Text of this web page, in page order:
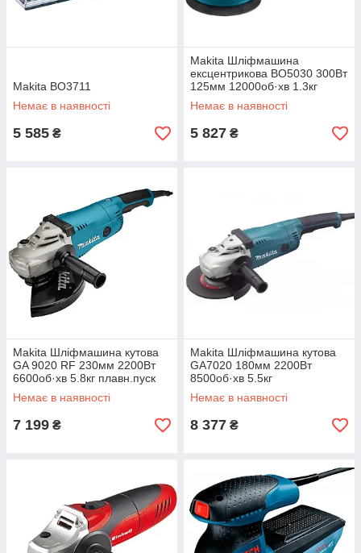
Makita BO3711
Немає в наявності
5 585 ₴
Makita Шліфмашина
ексцентрикова BO5030 300Вт
125мм 12000об·хв 1.3кг
Немає в наявності
5 827 ₴
Makita Шліфмашина кутова
GA 9020 RF 230мм 2200Вт
6600об·хв 5.8кг плавн.пуск
Немає в наявності
7 199 ₴
Makita Шліфмашина кутова
GA7020 180мм 2200Вт
8500об·хв 5.5кг
Немає в наявності
8 377 ₴